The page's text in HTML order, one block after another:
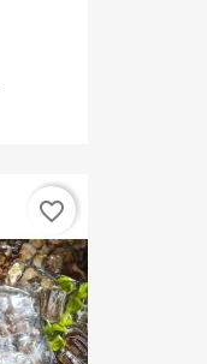
favorite_border